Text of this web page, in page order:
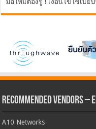
Recommended Vendors
A10 Networks